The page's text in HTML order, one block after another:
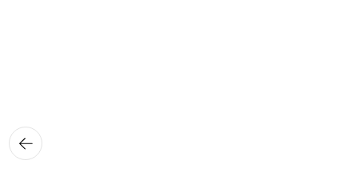
뒤로가
기